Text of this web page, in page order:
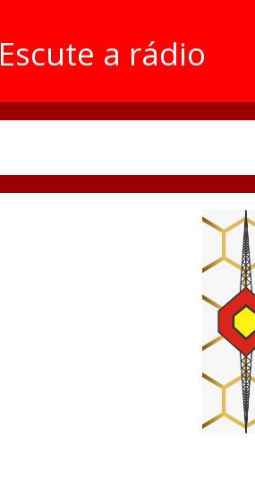
Escute a rádio